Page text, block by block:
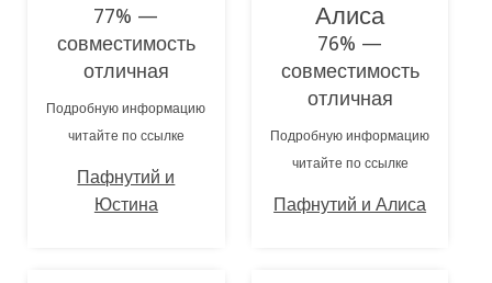
77% —
совместимость
отличная
Подробную информацию
читайте по ссылке
Пафнутий и
Юстина
Алиса
76% —
совместимость
отличная
Подробную информацию
читайте по ссылке
Пафнутий и Алиса